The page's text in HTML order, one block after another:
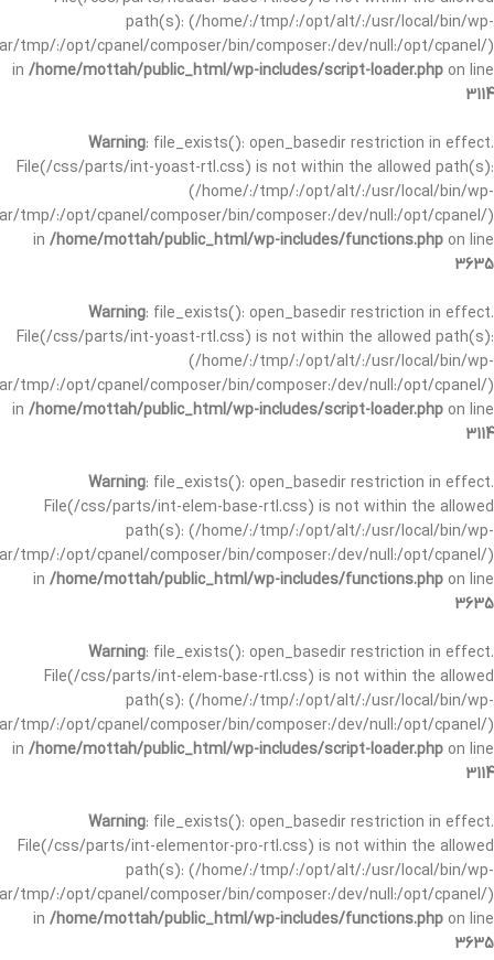
path(s): (/home/:/tmp/:/opt/alt/:/usr/local/bin/wp-
tmp/:/opt/cpanel/composer/bin/composer:/dev/null:/opt/cpanel/)
in /home/mottah/public_html/wp-includes/script-loader.php on line
3114
Warning: file_exists(): open_basedir restriction in effect.
File(/css/parts/int-yoast-rtl.css) is not within the allowed path(s):
(/home/:/tmp/:/opt/alt/:/usr/local/bin/wp-
tmp/:/opt/cpanel/composer/bin/composer:/dev/null:/opt/cpanel/)
in /home/mottah/public_html/wp-includes/functions.php on line
3635
Warning: file_exists(): open_basedir restriction in effect.
File(/css/parts/int-yoast-rtl.css) is not within the allowed path(s):
(/home/:/tmp/:/opt/alt/:/usr/local/bin/wp-
tmp/:/opt/cpanel/composer/bin/composer:/dev/null:/opt/cpanel/)
in /home/mottah/public_html/wp-includes/script-loader.php on line
3114
Warning: file_exists(): open_basedir restriction in effect.
File(/css/parts/int-elem-base-rtl.css) is not within the allowed
path(s): (/home/:/tmp/:/opt/alt/:/usr/local/bin/wp-
tmp/:/opt/cpanel/composer/bin/composer:/dev/null:/opt/cpanel/)
in /home/mottah/public_html/wp-includes/functions.php on line
3635
Warning: file_exists(): open_basedir restriction in effect.
File(/css/parts/int-elem-base-rtl.css) is not within the allowed
path(s): (/home/:/tmp/:/opt/alt/:/usr/local/bin/wp-
tmp/:/opt/cpanel/composer/bin/composer:/dev/null:/opt/cpanel/)
in /home/mottah/public_html/wp-includes/script-loader.php on line
3114
Warning: file_exists(): open_basedir restriction in effect.
File(/css/parts/int-elementor-pro-rtl.css) is not within the allowed
path(s): (/home/:/tmp/:/opt/alt/:/usr/local/bin/wp-
tmp/:/opt/cpanel/composer/bin/composer:/dev/null:/opt/cpanel/)
in /home/mottah/public_html/wp-includes/functions.php on line
3635